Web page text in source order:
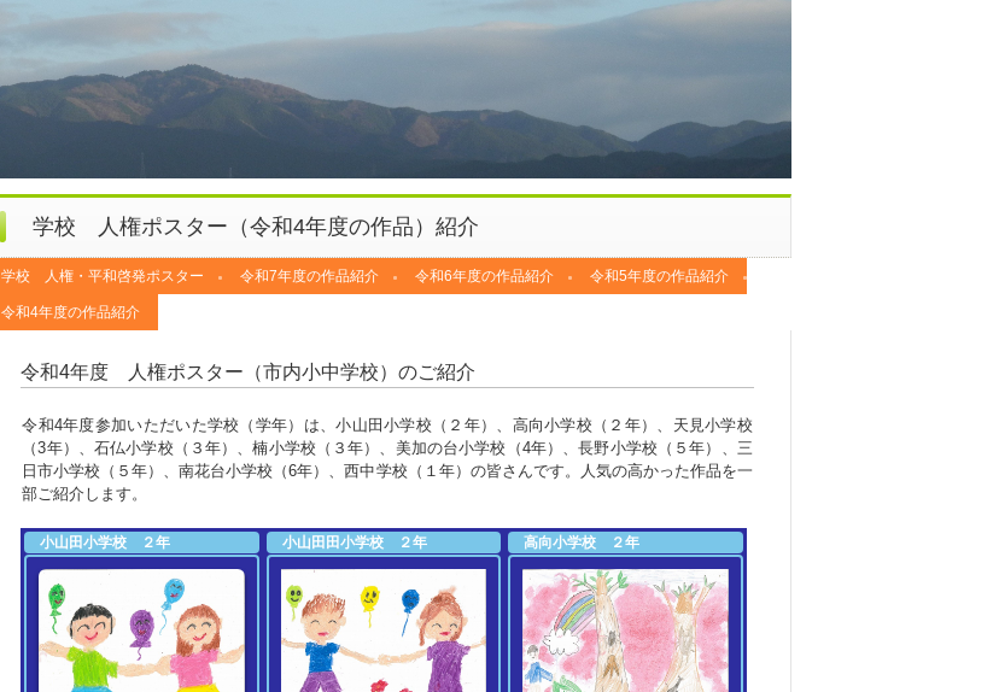
学校 人権ポスター（令和4年度の作品）紹介
学校 人権・平和啓発ポスター 令和7年度の作品紹介 令和6年度の作品紹介 令和5年度の作品紹介
令和4年度の作品紹介
令和4年度 人権ポスター（市内小中学校）のご紹介
令和4年度参加いただいた学校（学年）は、小山田小学校（２年）、高向小学校（２年）、天見小学校
（3年）、石仏小学校（３年）、楠小学校（３年）、美加の台小学校（4年）、長野小学校（５年）、三
日市小学校（５年）、南花台小学校（6年）、西中学校（１年）の皆さんです。人気の高かった作品を一
部ご紹介します。
小山田小学校 ２年 小山田田小学校 ２年 高向小学校 ２年